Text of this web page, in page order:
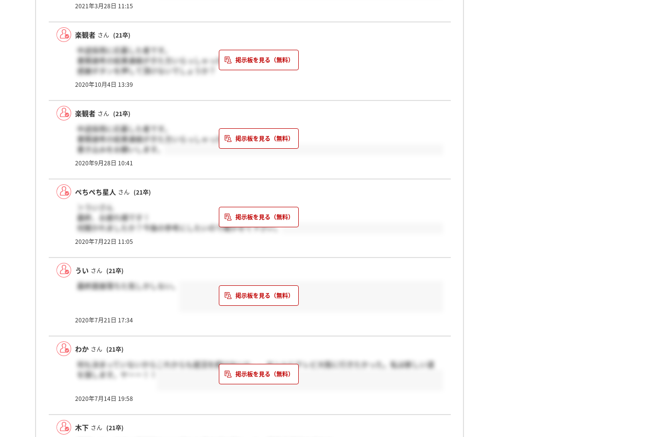
2021年3月28日 11:15
楽観者 さん (21卒)
中途採用に応募した者です。
書類選考の結果連絡がきた方いらっしゃったら、
感謝ボタンを押して頂けないでしょうか？
どうかよろしくお願いいたします。
2020年10月4日 13:39
楽観者 さん (21卒)
中途採用に応募した者です。
書類選考の結果連絡がきた方いらっしゃったら、
書き込みをお願いします。
2020年9月28日 10:41
ぺちぺち星人 さん (21卒)
＞ういさん
最終、お疲れ様です！
何聞かれましたか？今後の参考にしたいので聞かせて下さい。
2020年7月22日 11:05
うい さん (21卒)
最終面接落ちた気しかしない。
2020年7月21日 17:34
わか さん (21卒)
何も決まっていないからこれからも就活を続けないと。。ホントにテレビ大阪に行きたかった。私は新しい道
を探します。ヤーー！！
2020年7月14日 19:58
木下 さん (21卒)